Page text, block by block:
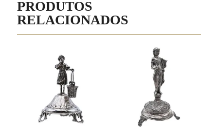
PRODUTOS
RELACIONADOS